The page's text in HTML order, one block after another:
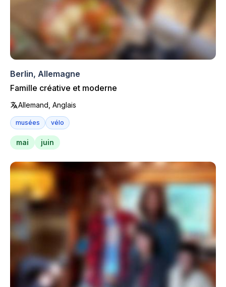
Berlin, Allemagne
Famille créative et moderne
Allemand, Anglais
musées vélo
mai juin